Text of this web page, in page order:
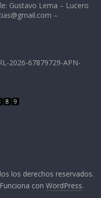
Gustavo Lema – Lucero
–
2026-67879729-APN-
los derechos reservados.
conWordPress.